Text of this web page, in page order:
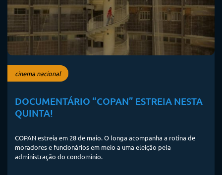
cinema nacional
DOCUMENTÁRIO “COPAN” ESTREIA NESTA
QUINTA!
COPAN estreia em 28 de maio. O longa acompanha a rotina de
moradores e funcionários em meio a uma eleição pela
administração do condomínio.